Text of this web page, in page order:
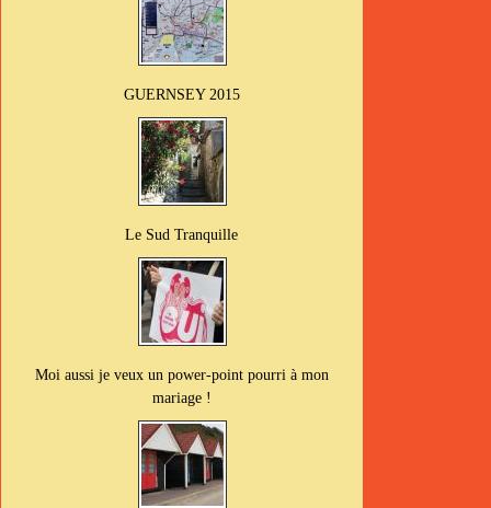
GUERNSEY 2015
Le Sud Tranquille
Moi aussi je veux un power-point pourri à mon
mariage !